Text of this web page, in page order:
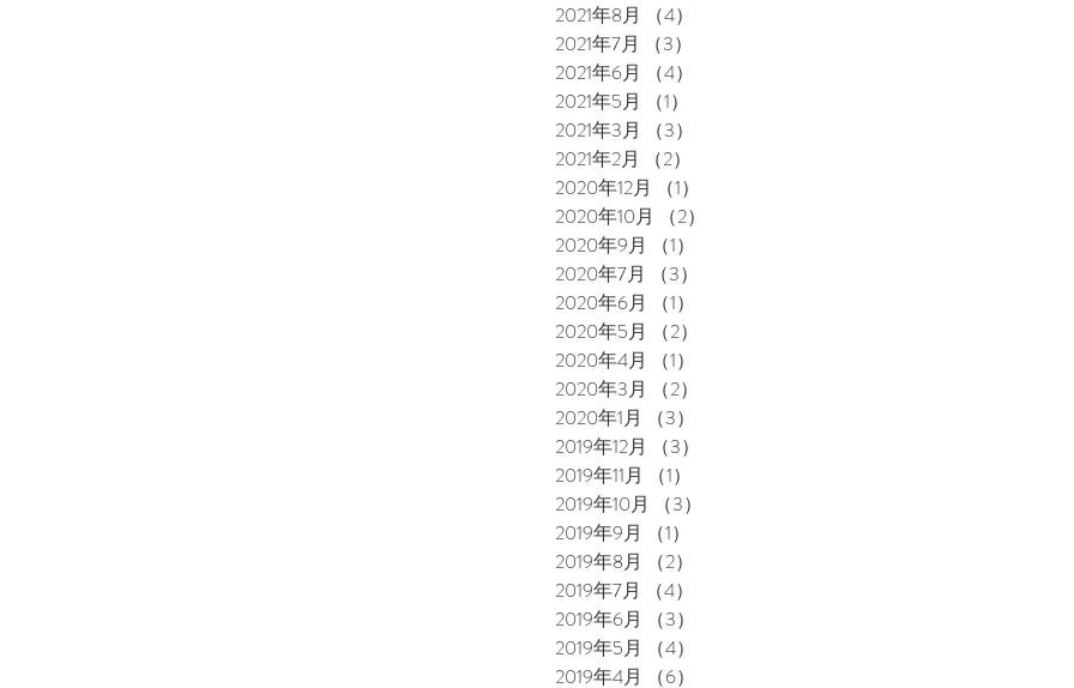
2021年8月
（4）
2021年7月
（3）
2021年6月
（4）
2021年5月
（1）
2021年3月
（3）
2021年2月
（2）
2020年12月
（1）
2020年10月
（2）
2020年9月
（1）
2020年7月
（3）
2020年6月
（1）
2020年5月
（2）
2020年4月
（1）
2020年3月
（2）
2020年1月
（3）
2019年12月
（3）
2019年11月
（1）
2019年10月
（3）
2019年9月
（1）
2019年8月
（2）
2019年7月
（4）
2019年6月
（3）
2019年5月
（4）
2019年4月
（6）